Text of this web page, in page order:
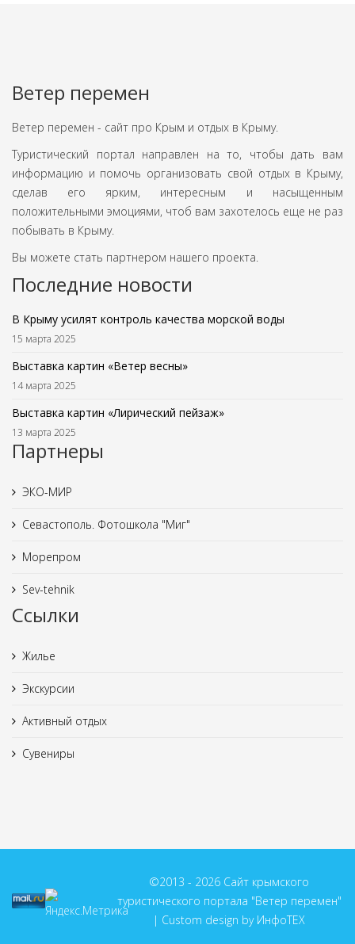
Ветер перемен
Ветер перемен - сайт про Крым и отдых в Крыму.
Туристический портал направлен на то, чтобы дать вам
информацию и помочь организовать свой отдых в Крыму,
сделав его ярким, интересным и насыщенным
положительными эмоциями, чтоб вам захотелось еще не раз
побывать в Крыму.
Вы можете стать партнером нашего проекта.
Последние новости
В Крыму усилят контроль качества морской воды
15 марта 2025
Выставка картин «Ветер весны»
14 марта 2025
Выставка картин «Лирический пейзаж»
13 марта 2025
Партнеры
ЭКО-МИР
Севастополь. Фотошкола "Миг"
Морепром
Sev-tehnik
Ссылки
Жилье
Экскурсии
Активный отдых
Сувениры
©2013 - 2026 Сайт крымского
туристического портала "Ветер перемен"
| Custom design by ИнфоТЕХ